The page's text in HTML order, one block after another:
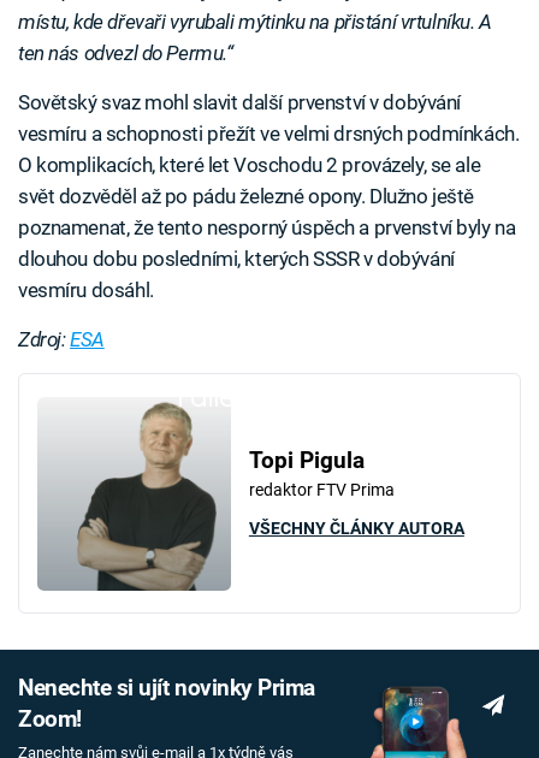
místu, kde dřevaři vyrubali mýtinku na přistání vrtulníku. A
ten nás odvezl do Permu.“
Sovětský svaz mohl slavit další prvenství v dobývání
vesmíru a schopnosti přežít ve velmi drsných podmínkách.
O komplikacích, které let Voschodu 2 provázely, se ale
svět dozvěděl až po pádu železné opony. Dlužno ještě
poznamenat, že tento nesporný úspěch a prvenství byly na
dlouhou dobu posledními, kterých SSSR v dobývání
vesmíru dosáhl.
Zdroj:ESA
Failed to fetch
Topi Pigula
redaktor FTV Prima
VŠECHNY ČLÁNKY AUTORA
Nenechte si ujít novinky Prima
Zoom!
Zanechte nám svůj e-mail a 1x týdně vás